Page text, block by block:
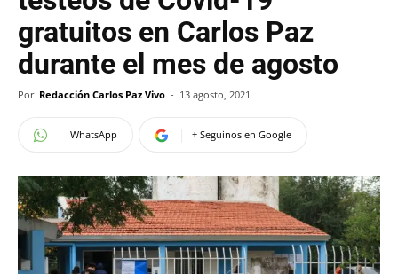
gratuitos en Carlos Paz
durante el mes de agosto
Por Redacción Carlos Paz Vivo - 13 agosto, 2021
WhatsApp + Seguinos en Google